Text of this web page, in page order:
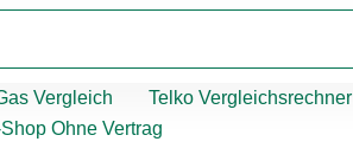
Vergleich
Telko Vergleichsrechner
Ohne Vertrag